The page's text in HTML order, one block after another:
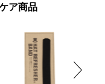
ア商品